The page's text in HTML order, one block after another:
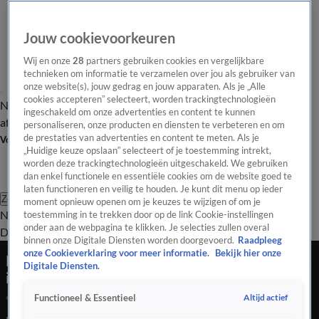
Nieuws van de DagOpinie van de Dag Onze categorieën Laatste
afleveringVideo's Nieuws van de Dag Podcast
Volg Nieuws van de Dag
Zoeken
Nieuws van de DagOpinie van de
Dag
Video'sUitzendingen PodcastPanelContact
Reces is amper voorbij en het is weer hommeles
in Den Haag
9 mei 2025, 18:42
Jouw cookievoorkeuren
Wij en onze28 partners gebruiken cookies en vergelijkbare
technieken om informatie te verzamelen over jou als gebruiker van
onze website(s), jouw gedrag en jouw apparaten. Als je „Alle
cookies accepteren” selecteert, worden trackingtechnologieën
ingeschakeld om onze advertenties en content te kunnen
personaliseren, onze producten en diensten te verbeteren en om
de prestaties van advertenties en content te meten. Als je
„Huidige keuze opslaan” selecteert of je toestemming intrekt,
worden deze trackingtechnologieën uitgeschakeld. We gebruiken
dan enkel functionele en essentiële cookies om de website goed te
laten functioneren en veilig te houden. Je kunt dit menu op ieder
moment opnieuw openen om je keuzes te wijzigen of om je
toestemming in te trekken door op de link Cookie-instellingen
onder aan de webpagina te klikken. Je selecties zullen overal
binnen onze Digitale Diensten worden doorgevoerd. Raadpleeg
onze Cookieverklaring voor meer informatie.
Bekijk hier onze
Digitale Diensten.
Functioneel & Essentieel Altijd actief